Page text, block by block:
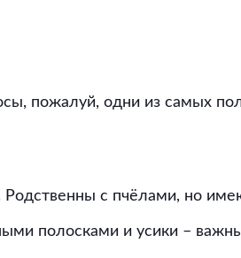
пожалуй, одни из самых
с пчёлами, но
полосками и усики –